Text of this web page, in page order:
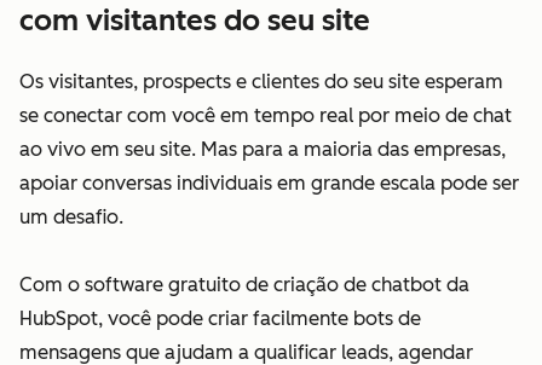
com visitantes do seu site
Os visitantes, prospects e clientes do seu site esperam
se conectar com você em tempo real por meio de chat
ao vivo em seu site. Mas para a maioria das empresas,
apoiar conversas individuais em grande escala pode ser
um desafio.
Com o software gratuito de criação de chatbot da
HubSpot, você pode criar facilmente bots de
mensagens que ajudam a qualificar leads, agendar